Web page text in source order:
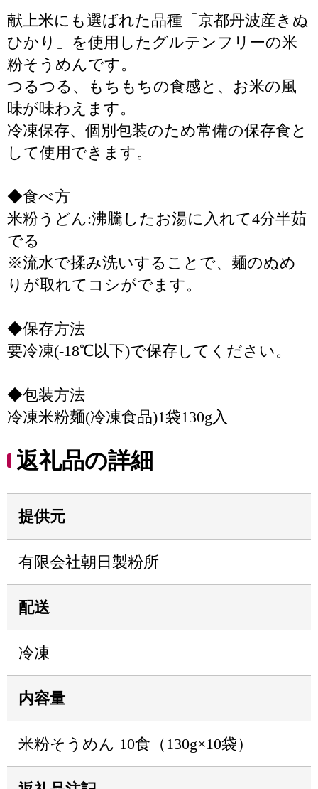
献上米にも選ばれた品種「京都丹波産きぬ
ひかり」を使用したグルテンフリーの米
粉そうめんです。
つるつる、もちもちの食感と、お米の風
味が味わえます。
冷凍保存、個別包装のため常備の保存食と
して使用できます。
◆食べ方
米粉うどん:沸騰したお湯に入れて4分半茹
でる
※流水で揉み洗いすることで、麺のぬめ
りが取れてコシがでます。
◆保存方法
要冷凍(-18℃以下)で保存してください。
◆包装方法
冷凍米粉麺(冷凍食品)1袋130g入
返礼品の詳細
提供元
有限会社朝日製粉所
配送
冷凍
内容量
米粉そうめん 10食（130g×10袋）